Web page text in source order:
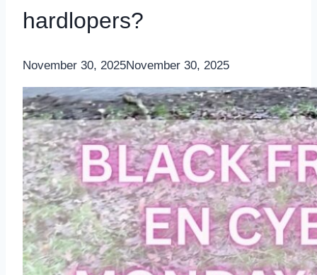
hardlopers?
ByNicole
November 30, 2025November 30, 2025